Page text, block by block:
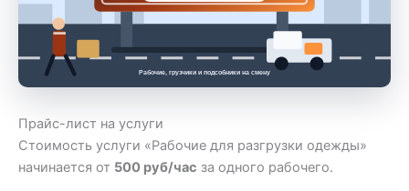
Рабочие, грузчики и подсобники на смену
Прайс-лист на услуги
Стоимость услуги «Рабочие для разгрузки одежды»
начинается от 500 руб/час за одного рабочего.